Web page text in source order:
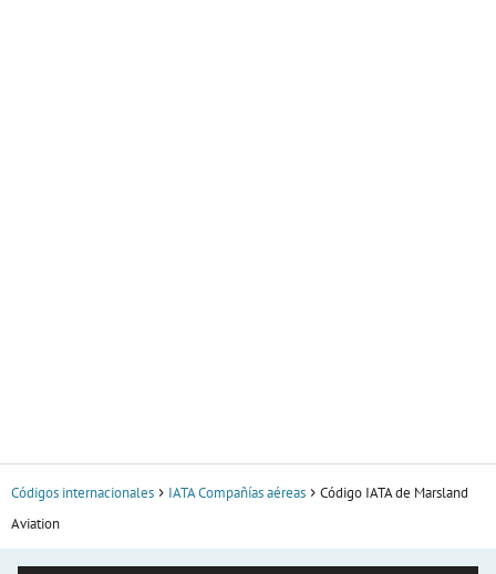
Códigos internacionales IATA Compañías aéreas
Código IATA de Marsland
Aviation